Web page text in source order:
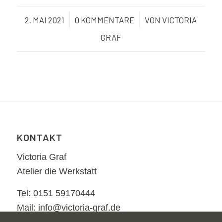
2. MAI 2021
/ 0 KOMMENTARE
/ VONVICTORIA
GRAF
KONTAKT
Victoria Graf
Atelier die Werkstatt
Tel: 0151 59170444
Mail: info@victoria-graf.de